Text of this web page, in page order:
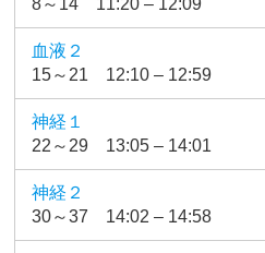
8～14 11:20 – 12:09
血液２
15～21 12:10 – 12:59
神経１
22～29 13:05 – 14:01
神経２
30～37 14:02 – 14:58